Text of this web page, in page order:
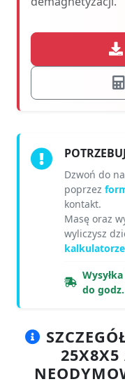
Dzwoń do
poprzez
kontakt.
Masę oraz
wyliczysz
do
25X8X5